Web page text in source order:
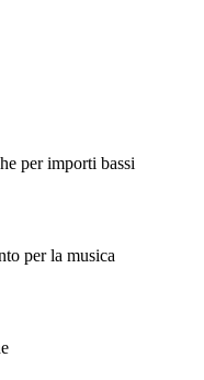
per importi bassi
per la musica